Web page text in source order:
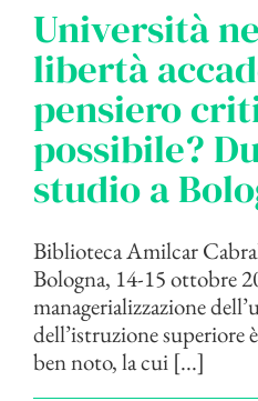
Università
libertà
pensiero
possibile?
studio a
Biblioteca Amilcar
Bologna, 14-15 ottobre
managerializzazione
dell’istruzione superiore
ben noto, la cui [...]